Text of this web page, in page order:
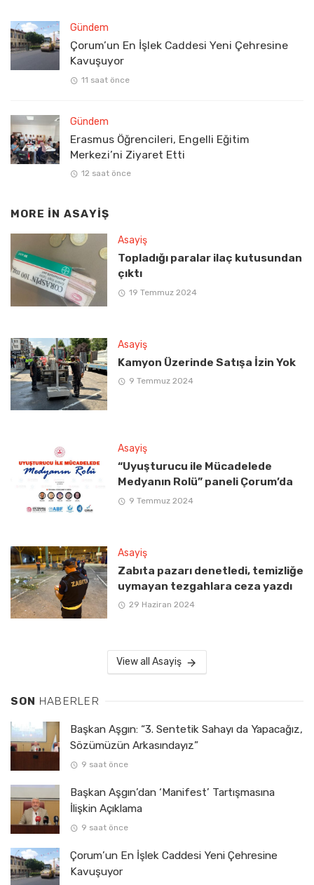
Gündem
Çorum’un En İşlek Caddesi Yeni Çehresine
Kavuşuyor
11 saat önce
Gündem
Erasmus Öğrencileri, Engelli Eğitim
Merkezi’ni Ziyaret Etti
12 saat önce
MORE IN ASAYIŞ
Asayiş
Topladığı paralar ilaç kutusundan
çıktı
19 Temmuz 2024
Asayiş
Kamyon Üzerinde Satışa İzin Yok
9 Temmuz 2024
Asayiş
“Uyuşturucu ile Mücadelede
Medyanın Rolü” paneli Çorum’da
9 Temmuz 2024
Asayiş
Zabıta pazarı denetledi, temizliğe
uymayan tezgahlara ceza yazdı
29 Haziran 2024
View all Asayiş
SON HABERLER
Başkan Aşgın: “3. Sentetik Sahayı da Yapacağız,
Sözümüzün Arkasındayız”
9 saat önce
Başkan Aşgın’dan ‘Manifest’ Tartışmasına
İlişkin Açıklama
9 saat önce
Çorum’un En İşlek Caddesi Yeni Çehresine
Kavuşuyor